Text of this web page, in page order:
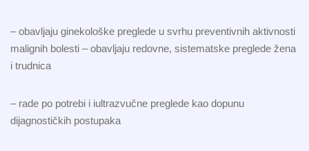
– obavljaju ginekološke preglede u svrhu preventivnih aktivnosti
malignih bolesti – obavljaju redovne, sistematske preglede žena
i trudnica
– rade po potrebi i iultrazvučne preglede kao dopunu
dijagnostičkih postupaka